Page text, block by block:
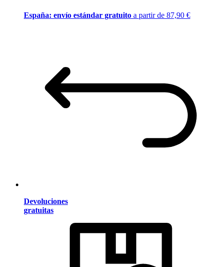
España: envío estándar gratuito a partir de 87,90 €
Devoluciones
gratuitas